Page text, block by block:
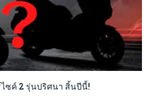
ไซค์ 2 รุ่นปริศนา สิ้นปีนี้!